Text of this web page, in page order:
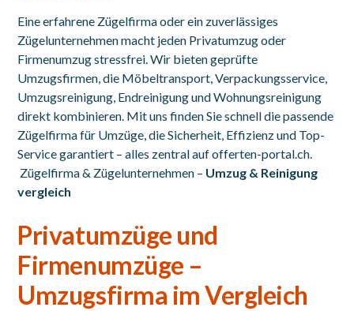
Eine erfahrene Zügelfirma oder ein zuverlässiges
Zügelunternehmen macht jeden Privatumzug oder
Firmenumzug stressfrei. Wir bieten geprüfte
Umzugsfirmen, die Möbeltransport, Verpackungsservice,
Umzugsreinigung, Endreinigung und Wohnungsreinigung
direkt kombinieren. Mit uns finden Sie schnell die passende
Zügelfirma für Umzüge, die Sicherheit, Effizienz und Top-
Service garantiert – alles zentral auf offerten-portal.ch.
Zügelfirma & Zügelunternehmen – Umzug & Reinigung
vergleich
Privatumzüge und
Firmenumzüge –
Umzugsfirma im Vergleich